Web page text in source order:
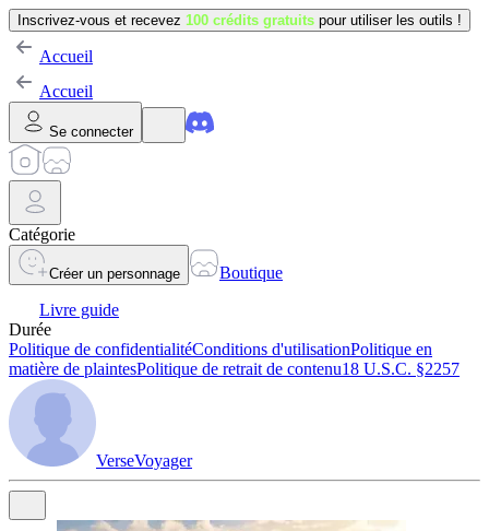
Inscrivez-vous et recevez 100 crédits gratuits pour utiliser les outils !
Accueil
Accueil
Se connecter
Catégorie
Créer un personnage
Boutique
Livre guide
Durée
Politique de confidentialitéConditions d'utilisationPolitique en
matière de plaintesPolitique de retrait de contenu18 U.S.C. §2257
VerseVoyager